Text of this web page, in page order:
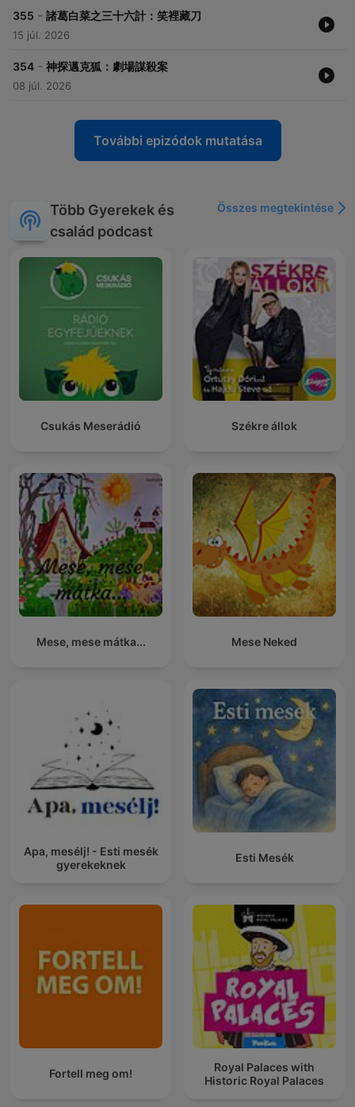
355 - 諸葛白菜之三十六計：笑裡藏刀
15 júl. 2026
354 - 神探邁克狐：劇場謀殺案
08 júl. 2026
További epizódok mutatása
Több Gyerekek és
család podcast
Összes megtekintése
Csukás Meserádió Székre állok
Mese, mese mátka... Mese Neked
Apa, mesélj! - Esti mesék
gyerekeknek
Esti Mesék
Fortell meg om!
Royal Palaces with
Historic Royal Palaces